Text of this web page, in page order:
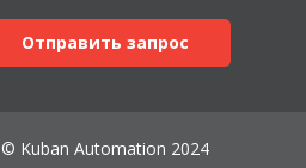
Отправить запрос
© Kuban Automation 2024